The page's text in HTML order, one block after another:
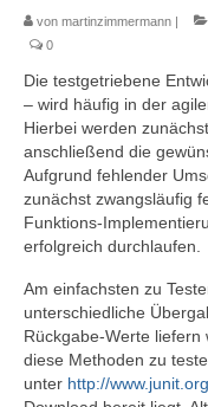
von martinzimmermann |
0
Die testgetriebene
– wird häufig in der
Hierbei werden
anschließend die
Aufgrund fehlender
zunächst zwangsläufig
Funktions-
erfolgreich durchlaufen.
Am einfachsten zu
unterschiedliche
Rückgabe-Werte liefern
diese Methoden zu
unter http://